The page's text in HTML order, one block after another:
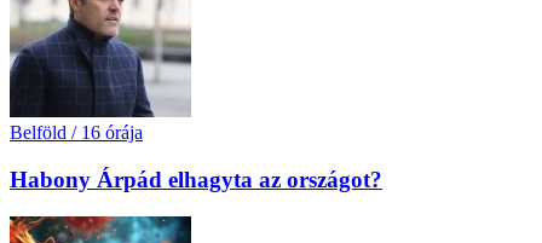
Belföld / 16 órája
Habony Árpád elhagyta az országot?